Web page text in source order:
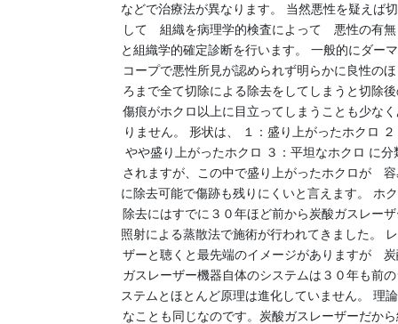
などで治療法が異なります。 当然悪性を疑えば
して 組織を病理学的検査によって 悪性の有
と組織学的確定診断を行います。 一般的にダー
コープで悪性所見が認められず明らかに良性の
ろまで全て切除による除去をしてしまうと切除
傷痕がホクロ以上に目立ってしまうことも少な
りません。 形状は、 １：盛り上がったホクロ ２
やや盛り上がったホクロ ３：平坦なホクロ に分
されますが、この中で盛り上がったホクロが 容
に除去可能で傷跡も残りにくいと言えます。 ホ
除去にはすでに３０年ほど前から炭酸ガスレー
照射による蒸散法で施術が行われてきました。
ザーと聴くと最先端のイメージがありますが 炭
ガスレーザー機器自体のシステムは３０年も前
ステムとほとんど原理は進化していません。 理
なことも同じなのです。炭酸ガスレーザーだか